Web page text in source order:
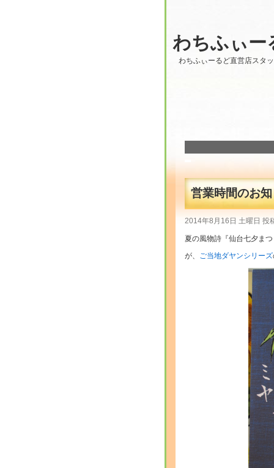
わちふぃー
わちふぃーるど直営店スタ
営業時間のお
2014年8月16日 土曜日 投
夏の風物詩『仙台七夕ま
が、 ご当地ダヤンシリーズ